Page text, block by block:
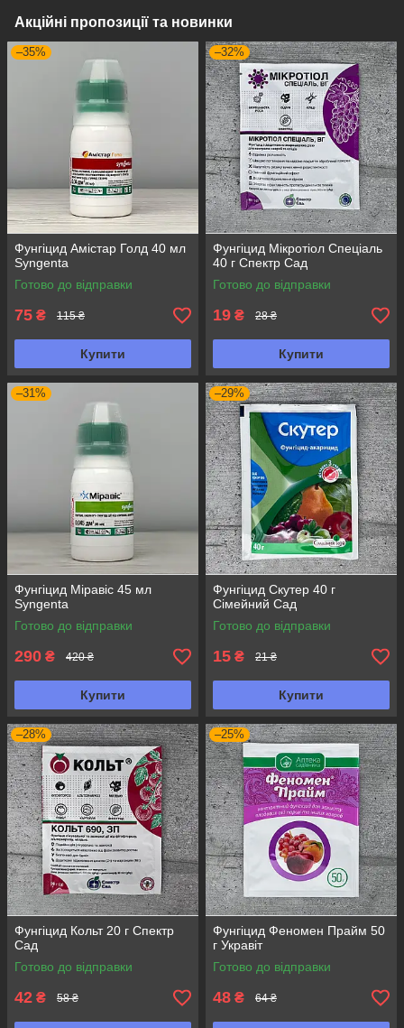
Акційні пропозиції та новинки
–35%
Фунгіцид Амістар Голд 40 мл
Syngenta
Готово до відправки
75 ₴ 115 ₴
Купити
–32%
Фунгіцид Мікротіол Спеціаль
40 г Спектр Сад
Готово до відправки
19 ₴ 28 ₴
Купити
–31%
Фунгіцид Міравіс 45 мл
Syngenta
Готово до відправки
290 ₴ 420 ₴
Купити
–29%
Фунгіцид Скутер 40 г
Сімейний Сад
Готово до відправки
15 ₴ 21 ₴
Купити
–28%
Фунгіцид Кольт 20 г Спектр
Сад
Готово до відправки
42 ₴ 58 ₴
–25%
Фунгіцид Феномен Прайм 50
г Укравіт
Готово до відправки
48 ₴ 64 ₴